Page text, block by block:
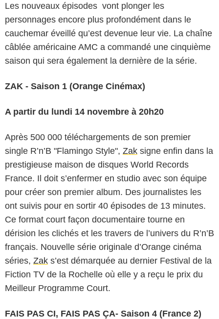
Les nouveaux épisodes vont plonger les
personnages encore plus profondément dans le
cauchemar éveillé qu’est devenue leur vie. La chaîne
câblée américaine AMC a commandé une cinquième
saison qui sera également la dernière de la série.
ZAK - Saison 1 (Orange Cinémax)
A partir du lundi 14 novembre à 20h20
Après 500 000 téléchargements de son premier
single R’n’B "Flamingo Style", Zak signe enfin dans la
prestigieuse maison de disques World Records
France. Il doit s’enfermer en studio avec son équipe
pour créer son premier album. Des journalistes les
ont suivis pour en sortir 40 épisodes de 13 minutes.
Ce format court façon documentaire tourne en
dérision les clichés et les travers de l’univers du R’n’B
français. Nouvelle série originale d’Orange cinéma
séries, Zak s’est démarquée au dernier Festival de la
Fiction TV de la Rochelle où elle y a reçu le prix du
Meilleur Programme Court.
FAIS PAS CI, FAIS PAS ÇA- Saison 4 (France 2)